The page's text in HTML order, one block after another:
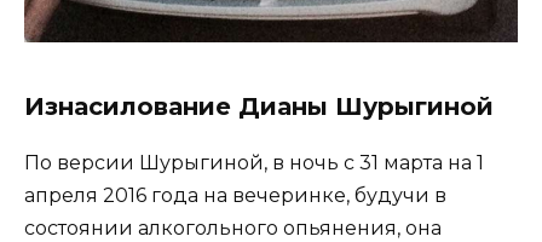
Изнасилование Дианы Шурыгиной
По версии Шурыгиной, в ночь с 31 марта на 1
апреля 2016 года на вечеринке, будучи в
состоянии алкогольного опьянения, она